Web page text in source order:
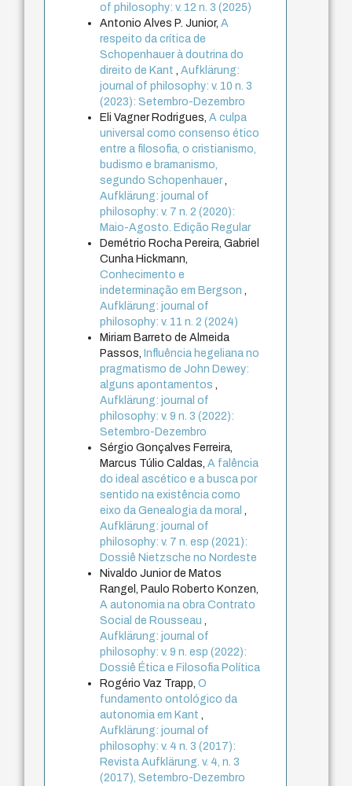
of philosophy: v. 12 n. 3 (2025)
Antonio Alves P. Junior,A
respeito da crítica de
Schopenhauer à doutrina do
direito de Kant
,Aufklärung:
journal of philosophy: v. 10 n. 3
(2023): Setembro-Dezembro
Eli Vagner Rodrigues,A culpa
universal como consenso ético
entre a filosofia, o cristianismo,
budismo e bramanismo,
segundo Schopenhauer
Aufklärung: journal of
philosophy: v. 7 n. 2 (2020):
Maio-Agosto. Edição Regular
Demétrio Rocha Pereira, Gabriel
Cunha Hickmann,
Conhecimento e
indeterminação em Bergson
Aufklärung: journal of
philosophy: v. 11 n. 2 (2024)
Miriam Barreto de Almeida
Passos,Influência hegeliana no
pragmatismo de John Dewey:
alguns apontamentos
Aufklärung: journal of
philosophy: v. 9 n. 3 (2022):
Setembro-Dezembro
Sérgio Gonçalves Ferreira,
Marcus Túlio Caldas,A falência
do ideal ascético e a busca por
sentido na existência como
eixo da Genealogia da moral
Aufklärung: journal of
philosophy: v. 7 n. esp (2021):
Dossiê Nietzsche no Nordeste
Nivaldo Junior de Matos
Rangel, Paulo Roberto Konzen,
A autonomia na obra Contrato
Social de Rousseau
Aufklärung: journal of
philosophy: v. 9 n. esp (2022):
Dossiê Ética e Filosofia Política
Rogério Vaz Trapp,O
fundamento ontológico da
autonomia em Kant
Aufklärung: journal of
philosophy: v. 4 n. 3 (2017):
Revista Aufklärung. v. 4, n. 3
(2017), Setembro-Dezembro